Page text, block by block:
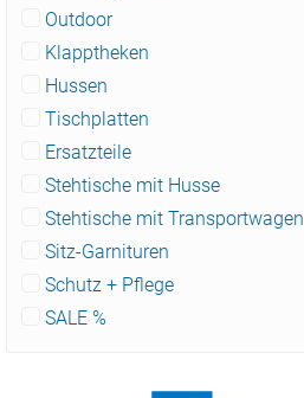
Outdoor
Klapptheken
Hussen
Tischplatten
Ersatzteile
Stehtische mit Husse
Stehtische mit Transportwagen
Sitz-Garnituren
Schutz + Pflege
SALE %